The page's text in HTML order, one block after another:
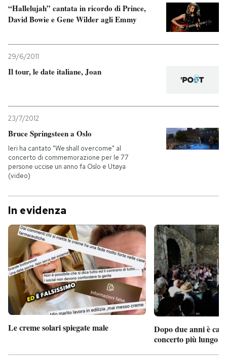
“Hallelujah” cantata in ricordo di Prince,
David Bowie e Gene Wilder agli Emmy
29/6/2011
Il tour, le date italiane, Joan
23/7/2012
Bruce Springsteen a Oslo
Ieri ha cantato "We shall overcome" al
concerto di commemorazione per le 77
persone uccise un anno fa Oslo e Utøya
(video)
In evidenza
Le creme solari spiegate male
Dopo due anni è
concerto più lungo